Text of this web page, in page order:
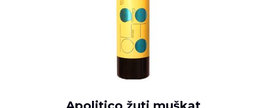
DODAJ U KOŠARICU